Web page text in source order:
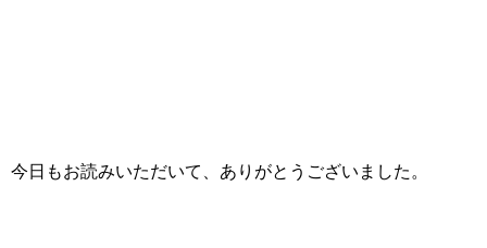
今日もお読みいただいて、ありがとうございました。